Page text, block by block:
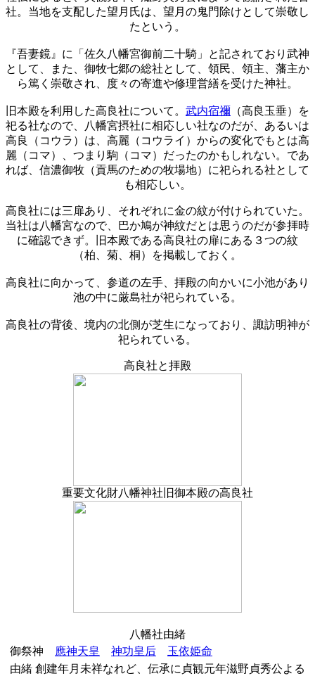
社。当地を支配した望月氏は、望月の鬼門除けとして崇敬し
たという。
『吾妻鏡』に「佐久八幡宮御前二十騎」と記されており武神
として、また、御牧七郷の総社として、領民、領主、藩主か
ら篤く崇敬され、度々の寄進や修理営繕を受けた神社。
旧本殿を利用した高良社について。 武内宿禰 （高良玉垂）を
祀る社なので、八幡宮摂社に相応しい社なのだが、あるいは
高良（コウラ）は、高麗（コウライ）からの変化でもとは高
麗（コマ）、つまり駒（コマ）だったのかもしれない。であ
れば、信濃御牧（貢馬のための牧場地）に祀られる社として
も相応しい。
高良社には三扉あり、それぞれに金の紋が付けられていた。
当社は八幡宮なので、巴か鳩が神紋だとは思うのだが参拝時
に確認できず。旧本殿である高良社の扉にある３つの紋
（柏、菊、桐）を掲載しておく。
高良社に向かって、参道の左手、拝殿の向かいに小池があり
池の中に厳島社が祀られている。
高良社の背後、境内の北側が芝生になっており、諏訪明神が
祀られている。
高良社と拝殿
重要文化財八幡神社旧御本殿の高良社
八幡社由緒
御祭神
應神天皇 神功皇后
玉依姫命
由緒 創建年月未祥なれど、伝承に貞観元年滋野貞秀公よる